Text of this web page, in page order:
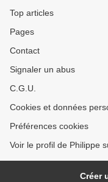
Top articles
Pages
Contact
Signaler un abus
C.G.U.
Cookies et données
Préférences cookies
Voir le profil de Philippe
Créer